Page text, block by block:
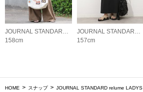
158cm
157cm
HOME スナップ JOURNAL STANDARD relume LADYS